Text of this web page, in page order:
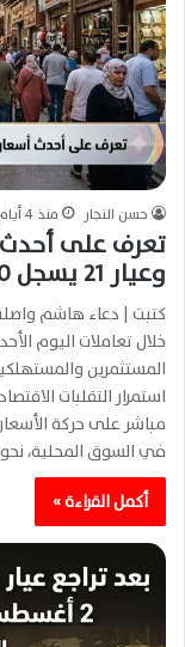
حسن النجار منذ 4 أيام
تعرف على
وعيار 21 يسجل 5930 جنيهًا
كتبت | دعاء هاشم
المستثمرين
استمرار التقلبات
في السوق المحلية، نحو 5930 جنيهًا، فيما بلغ…
أكمل القراءة »